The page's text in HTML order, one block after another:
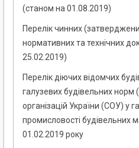
(станом на 01.08.2019)
Перелік чинних
нормативних та технічних
25.02.2019)
Перелік діючих відомчих
галузевих будівельних норм
організацій України (СОУ) у
промисловості будівельних
01.02.2019 року